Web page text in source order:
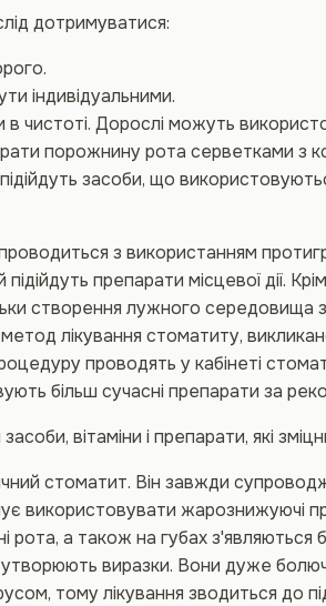
дотримуватися:
індивідуальними.
чистоті. Дорослі можуть
порожнину рота серветками з
засоби, що
з використанням
препарати місцевої дії.
створення лужного середовища
лікування стоматиту,
проводять у кабінеті
більш сучасні препарати за
вітаміни і препарати, які
стоматит. Він завжди
використовувати жарознижуючі
рота, а також на губах з'являються
утворюють виразки. Вони дуже
тому лікування зводиться до